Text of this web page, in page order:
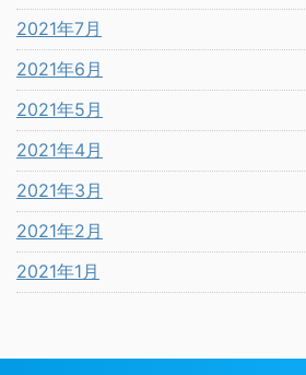
2021年7月
2021年6月
2021年5月
2021年4月
2021年3月
2021年2月
2021年1月